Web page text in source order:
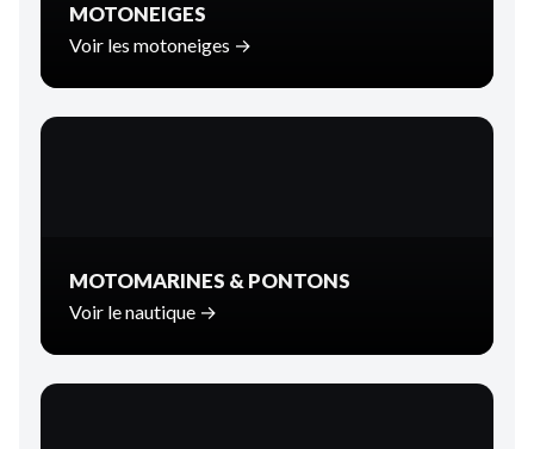
MOTONEIGES
Voir les motoneiges →
MOTOMARINES & PONTONS
Voir le nautique →